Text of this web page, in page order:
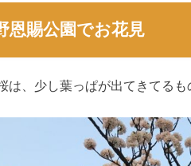
恩賜公園でお花見
は、少し葉っぱが出てきてるも